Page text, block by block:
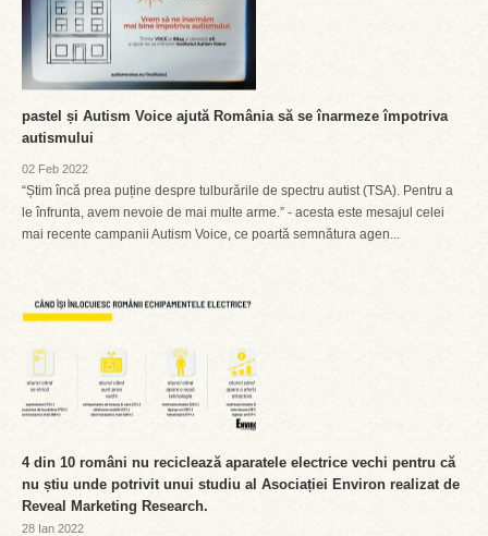
pastel și Autism Voice ajută România să se înarmeze împotriva
autismului
02 Feb 2022
“Știm încă prea puține despre tulburările de spectru autist (TSA). Pentru a
le înfrunta, avem nevoie de mai multe arme.” - acesta este mesajul celei
mai recente campanii Autism Voice, ce poartă semnătura agen...
4 din 10 români nu reciclează aparatele electrice vechi pentru că
nu știu unde potrivit unui studiu al Asociației Environ realizat de
Reveal Marketing Research.
28 Ian 2022